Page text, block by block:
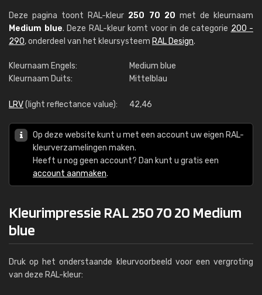
Deze pagina toont RAL-kleur 250 70 20 met de kleurnaam
Medium blue. Deze RAL-kleur komt voor in de categorie 200 -
290, onderdeel van het kleursysteem RAL Design.
Kleurnaam Engels:
Medium blue
Kleurnaam Duits:
Mittelblau
LRV(light reflectance value): 42,46
Op deze website kunt u met een account uw eigen RAL-
kleurverzamelingen maken.
Heeft u nog geen account? Dan kunt u gratis een
account aanmaken.
Kleurimpressie RAL 250 70 20 Medium
blue
Druk op het onderstaande kleurvoorbeeld voor een vergroting
van deze RAL-kleur: